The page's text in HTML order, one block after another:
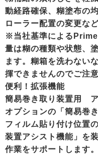
動経路確保、糊塗布の
ローラー配置の変更な
※当社基準による
量は糊の種類や状態、
ます。糊箱を洗わない
揮できませんのでご注意
便利！拡張機能
簡易巻き取り装置用
オプションの「簡易巻
フィルム貼り付け位置
装置アシスト機能」を
作業をサポートします。